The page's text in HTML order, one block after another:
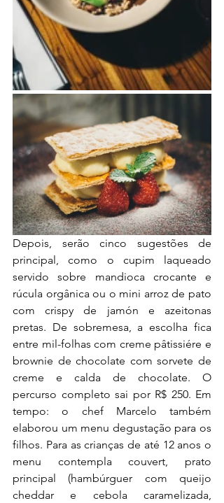
Depois, serão cinco sugestões de
principal, como o cupim laqueado
servido sobre mandioca crocante e
rúcula orgânica ou o mini arroz de pato
com crispy de jamón e azeitonas
pretas. De sobremesa, a escolha fica
entre mil-folhas com creme pâtissiére e
brownie de chocolate com sorvete de
creme e calda de chocolate. O
percurso completo sai por R$ 250. Em
tempo: o chef Marcelo também
elaborou um menu degustação para os
filhos. Para as crianças de até 12 anos o
menu contempla couvert, prato
principal (hambúrguer com queijo
cheddar e cebola caramelizada,